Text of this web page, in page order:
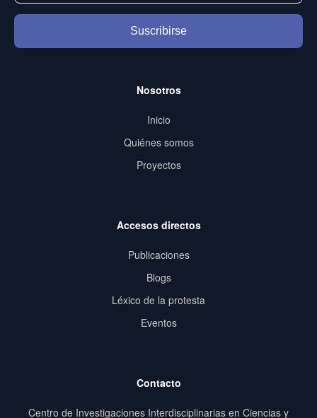
Suscribirse
Nosotros
Inicio
Quiénes somos
Proyectos
Accesos directos
Publicaciones
Blogs
Léxico de la protesta
Eventos
Contacto
Centro de Investigaciones Interdisciplinarias en Ciencias y